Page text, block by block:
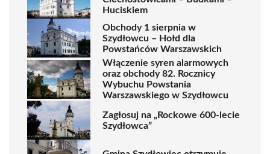
Huciskiem
Obchody 1 sierpnia w
Szydłowcu – Hołd dla
Powstańców Warszawskich
Włączenie syren alarmowych
oraz obchody 82. Rocznicy
Wybuchu Powstania
Warszawskiego w Szydłowcu
Zagłosuj na „Rockowe 600-lecie
Szydłowca”